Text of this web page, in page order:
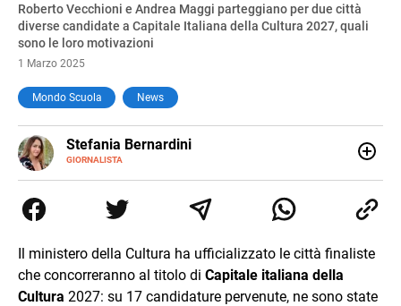
Roberto Vecchioni e Andrea Maggi parteggiano per due città
diverse candidate a Capitale Italiana della Cultura 2027, quali
sono le loro motivazioni
1 Marzo 2025
Mondo Scuola News
Stefania Bernardini
GIORNALISTA
E-
MAIL
Tv di cronaca, politica, scuola, economia e spettacolo. Ha
esperienze nella redazione di testate giornalistiche online
Il ministero della Cultura ha ufficializzato le città finaliste
che concorreranno al titolo di Capitale italiana della
Cultura 2027: su 17 candidature pervenute, ne sono state